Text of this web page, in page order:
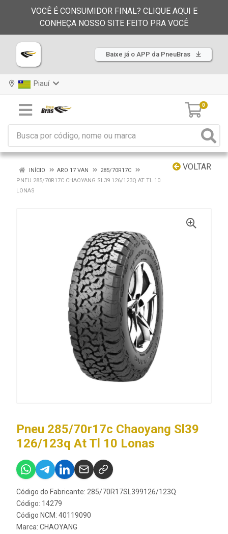
VOCÊ É CONSUMIDOR FINAL? CLIQUE AQUI E
CONHEÇA NOSSO SITE FEITO PRA VOCÊ
Baixe já o APP da PneuBras
Piauí
0
VOLTAR
INÍCIO ARO 17 VAN
285/70R17C
PNEU 285/70R17C CHAOYANG SL39 126/123Q AT TL 10
LONAS
Pneu 285/70r17c Chaoyang Sl39
126/123q At Tl 10 Lonas
Código do Fabricante: 285/70R17SL399126/123Q
Código: 14279
Código NCM: 40119090
Marca: CHAOYANG